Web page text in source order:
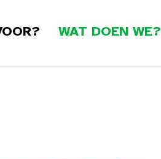
WAT DOEN WE?